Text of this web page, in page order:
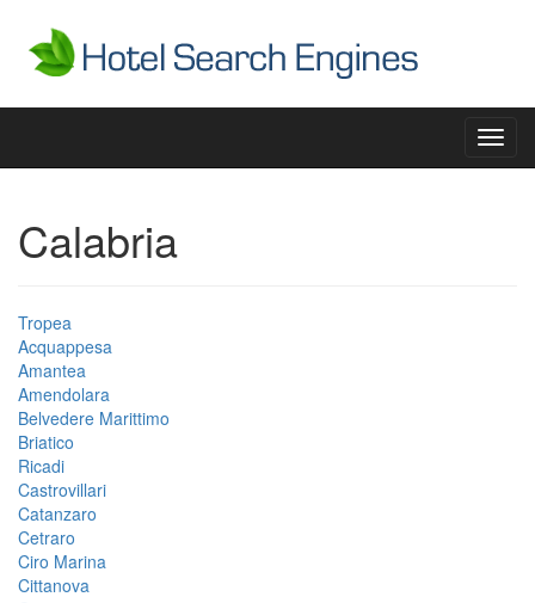
Calabria
Tropea
Acquappesa
Amantea
Amendolara
Belvedere Marittimo
Briatico
Ricadi
Castrovillari
Catanzaro
Cetraro
Ciro Marina
Cittanova